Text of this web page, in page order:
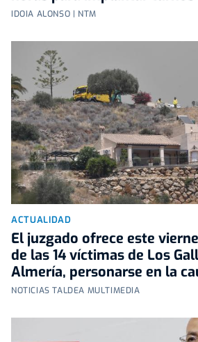
IDOIA ALONSO | NTM
ACTUALIDAD
El juzgado ofrece este
de las 14 víctimas de Los
Almería, personarse en la
NOTICIAS TALDEA MULTIMEDIA